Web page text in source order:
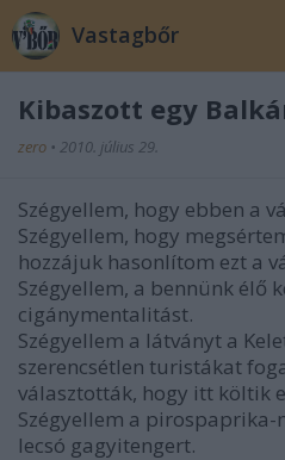
Vastagbőr
Kibaszott egy
zero • 2010. július 29.
Szégyellem, hogy ebben a
Szégyellem, hogy
hozzájuk hasonlítom ezt a
Szégyellem, a bennünk élő
cigánymentalitást.
Szégyellem a látványt a
szerencsétlen turistákat
választották, hogy itt költik
Szégyellem a
lecsó gagyitengert.